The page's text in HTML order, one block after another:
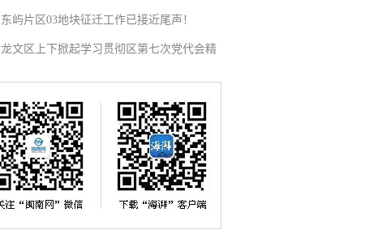
东屿片区03地块征迁工作已接近尾声！
龙文区上下掀起学习贯彻区第七次党代会精